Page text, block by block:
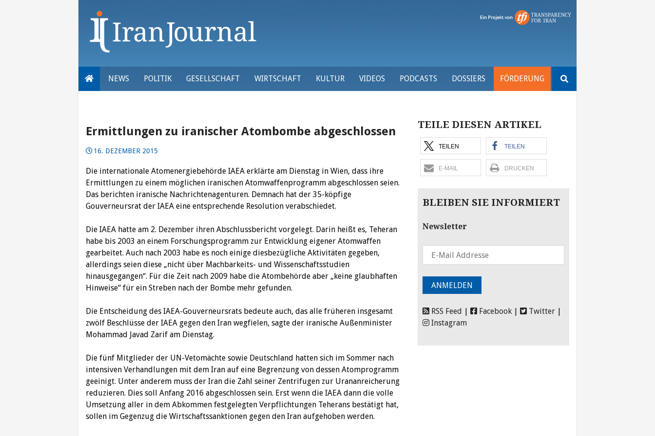
NEWS POLITIK GESELLSCHAFT WIRTSCHAFT KULTUR VIDEOS PODCASTS DOSSIERS FÖRDERUNG
nach:
Ermittlungen zu iranischer Atombombe abgeschlossen
16. DEZEMBER 2015
Die internationale Atomenergiebehörde IAEA erklärte am Dienstag in Wien, dass ihre
Ermittlungen zu einem möglichen iranischen Atomwaffenprogramm abgeschlossen seien.
Das berichten iranische Nachrichtenagenturen. Demnach hat der 35-köpfige
Gouverneursrat der IAEA eine entsprechende Resolution verabschiedet.
Die IAEA hatte am 2. Dezember ihren Abschlussbericht vorgelegt. Darin heißt es, Teheran
habe bis 2003 an einem Forschungsprogramm zur Entwicklung eigener Atomwaffen
gearbeitet. Auch nach 2003 habe es noch einige diesbezügliche Aktivitäten gegeben,
allerdings seien diese „nicht über Machbarkeits- und Wissenschaftsstudien
hinausgegangen“. Für die Zeit nach 2009 habe die Atombehörde aber „keine glaubhaften
Hinweise“ für ein Streben nach der Bombe mehr gefunden.
Die Entscheidung des IAEA-Gouverneursrats bedeute auch, das alle früheren insgesamt
zwölf Beschlüsse der IAEA gegen den Iran wegfielen, sagte der iranische Außenminister
Mohammad Javad Zarif am Dienstag.
Die fünf Mitglieder der UN-Vetomächte sowie Deutschland hatten sich im Sommer nach
intensiven Verhandlungen mit dem Iran auf eine Begrenzung von dessen Atomprogramm
geeinigt. Unter anderem muss der Iran die Zahl seiner Zentrifugen zur Urananreicherung
reduzieren. Dies soll Anfang 2016 abgeschlossen sein. Erst wenn die IAEA dann die volle
Umsetzung aller in dem Abkommen festgelegten Verpflichtungen Teherans bestätigt hat,
sollen im Gegenzug die Wirtschaftssanktionen gegen den Iran aufgehoben werden.
TEILE DIESEN ARTIKEL
TEILEN TEILEN
E-MAIL DRUCKEN
BLEIBEN SIE INFORMIERT
Newsletter
RSS Feed Facebook Twitter
Instagram